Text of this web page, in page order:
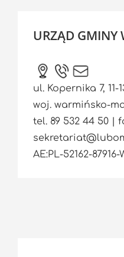
URZĄD GMINY
ul. Kopernika 7,
woj. warmińsko-
tel. 89 532 44 50 |
AE:PL-52162-87916-